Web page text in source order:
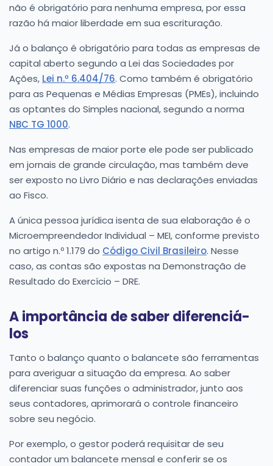
não é obrigatório para nenhuma empresa, por essa
razão há maior liberdade em sua escrituração.
Já o balanço é obrigatório para todas as empresas de
capital aberto segundo a Lei das Sociedades por
Ações, Lei n.º 6.404/76. Como também é obrigatório
para as Pequenas e Médias Empresas (PMEs), incluindo
as optantes do Simples nacional, segundo a norma
NBC TG 1000.
Nas empresas de maior porte ele pode ser publicado
em jornais de grande circulação, mas também deve
ser exposto no Livro Diário e nas declarações enviadas
ao Fisco.
A única pessoa jurídica isenta de sua elaboração é o
Microempreendedor Individual – MEI, conforme previsto
no artigo n.º 1.179 do Código Civil Brasileiro. Nesse
caso, as contas são expostas na Demonstração de
Resultado do Exercício – DRE.
A importância de saber diferenciá-
los
Tanto o balanço quanto o balancete são ferramentas
para averiguar a situação da empresa. Ao saber
diferenciar suas funções o administrador, junto aos
seus contadores, aprimorará o controle financeiro
sobre seu negócio.
Por exemplo, o gestor poderá requisitar de seu
contador um balancete mensal e conferir se os